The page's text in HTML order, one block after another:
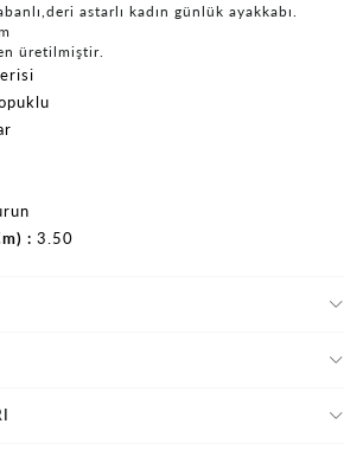
astarlı kadın günlük ayakkabı.
üretilmiştir.
3.50